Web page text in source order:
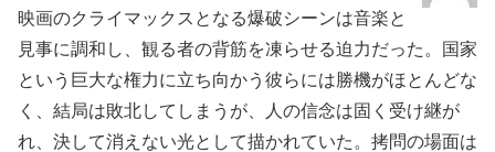
映画のクライマックスとなる爆破シーンは音楽と
見事に調和し、観る者の背筋を凍らせる迫力だった。国家
という巨大な権力に立ち向かう彼らには勝機がほとんどな
く、結局は敗北してしまうが、人の信念は固く受け継が
れ、決して消えない光として描かれていた。拷問の場面は